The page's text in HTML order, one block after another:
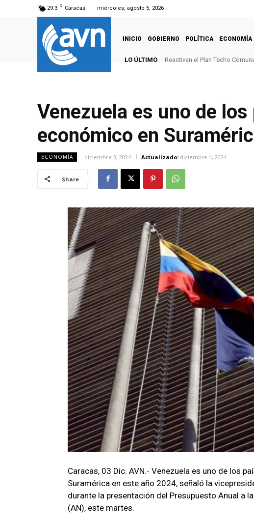
29.3 C Caracas miércoles, agosto 5, 2026
INICIO GOBIERNO POLÍTICA ECONOMÍA
LO ÚLTIMO Reactivan el Plan Techo
Venezuela es uno de
económico en
ECONOMÍA diciembre 3, 2024 Actualizado: diciembre 4, 2024
Share
Caracas, 03 Dic. AVN.- Venezuela es uno de los
Suramérica en este año 2024, señaló la
durante la presentación del Presupuesto Anual a
(AN), este martes.